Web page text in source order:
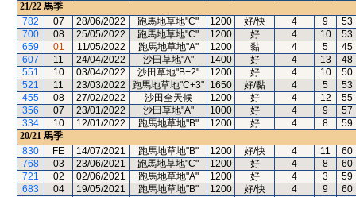
21/22 馬季
782
07 28/06/2022 跑馬地草地"C" 1200 好/快 4 9
53
700
08 25/05/2022 跑馬地草地"C" 1200 好 4 10
53
659
01 11/05/2022 跑馬地草地"A" 1200 黏 4 5
45
607
11 24/04/2022 沙田草地"A" 1400 好 4 13
48
551
10 03/04/2022 沙田草地"B+2" 1200 好 4 10
50
521
11 23/03/2022 跑馬地草地"C+3" 1650 好/黏 4 5
53
455
08 27/02/2022 沙田全天候 1200 好 4 12
55
356
07 23/01/2022 沙田草地"A" 1000 好 4 9
57
334
10 12/01/2022 跑馬地草地"B" 1200 好 4 8
59
20/21 馬季
830
FE 14/07/2021 跑馬地草地"B" 1200 好/快 4 11
60
768
03 23/06/2021 跑馬地草地"C" 1200 好 4 8
60
721
02 02/06/2021 跑馬地草地"A" 1200 好 4 3
59
683
04 19/05/2021 跑馬地草地"B" 1200 好/快 4 9
60